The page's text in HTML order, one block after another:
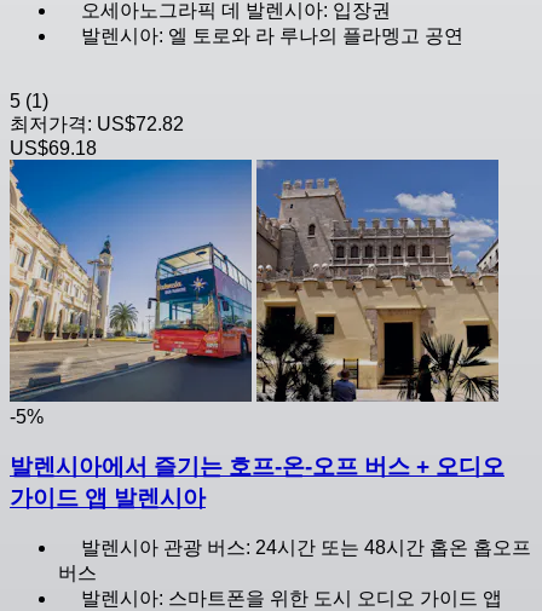
오세아노그라픽 데 발렌시아: 입장권
발렌시아: 엘 토로와 라 루나의 플라멩고 공연
5 (1)
최저가격: US$72.82
US$69.18
-5%
발렌시아에서 즐기는 호프-온-오프 버스 + 오디오
가이드 앱 발렌시아
발렌시아 관광 버스: 24시간 또는 48시간 홉온 홉오프
버스
발렌시아: 스마트폰을 위한 도시 오디오 가이드 앱